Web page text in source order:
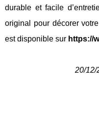
durable et facile
original pour décorer
est disponible sur https://
20/12/